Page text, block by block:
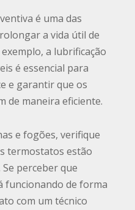
é uma das
a vida útil de
a lubrificação
é essencial para
e garantir que os
de maneira eficiente.
e fogões, verifique
termostatos estão
perceber que
funcionando de forma
com um técnico